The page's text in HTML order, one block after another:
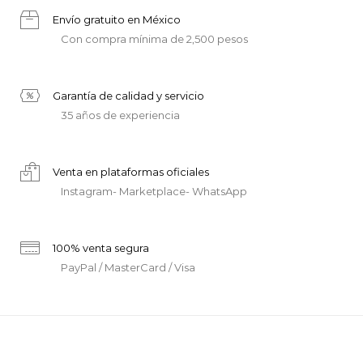
Envío gratuito en México
Con compra mínima de 2,500 pesos
Garantía de calidad y servicio
35 años de experiencia
Venta en plataformas oficiales
Instagram- Marketplace- WhatsApp
100% venta segura
PayPal / MasterCard / Visa